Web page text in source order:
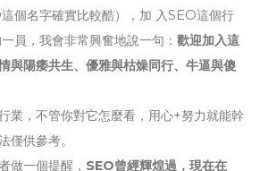
個名字確實比較酷），加 入SEO這個行
員，我會非常興奮地說一句： 歡迎加入這
與陽痿共生、優雅與枯燥同行、牛逼與傻
業，不管你對它怎麼看，用心+努力就能幹
僅供參考。
做一個提醒， SEO曾經輝煌過，現在在